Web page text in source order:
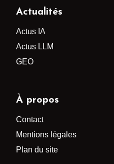
Actualités
Actus IA
Actus LLM
GEO
À propos
Contact
Mentions légales
Plan du site